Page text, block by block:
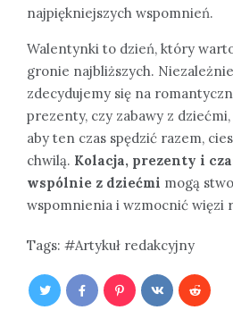
najpiękniejszych wspomnień.
Walentynki to dzień, który
gronie najbliższych.
zdecydujemy się na
prezenty, czy zabawy z
aby ten czas spędzić razem,
chwilą. Kolacja, prezenty i
wspólnie z dziećmi mogą
wspomnienia i wzmocnić więzi
Tags: Artykuł redakcyjny